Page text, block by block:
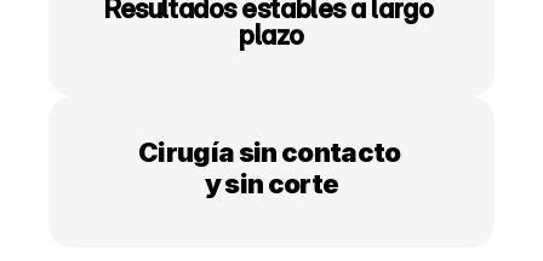
Resultados estables a largo
plazo
Cirugía sin contacto
y sin corte